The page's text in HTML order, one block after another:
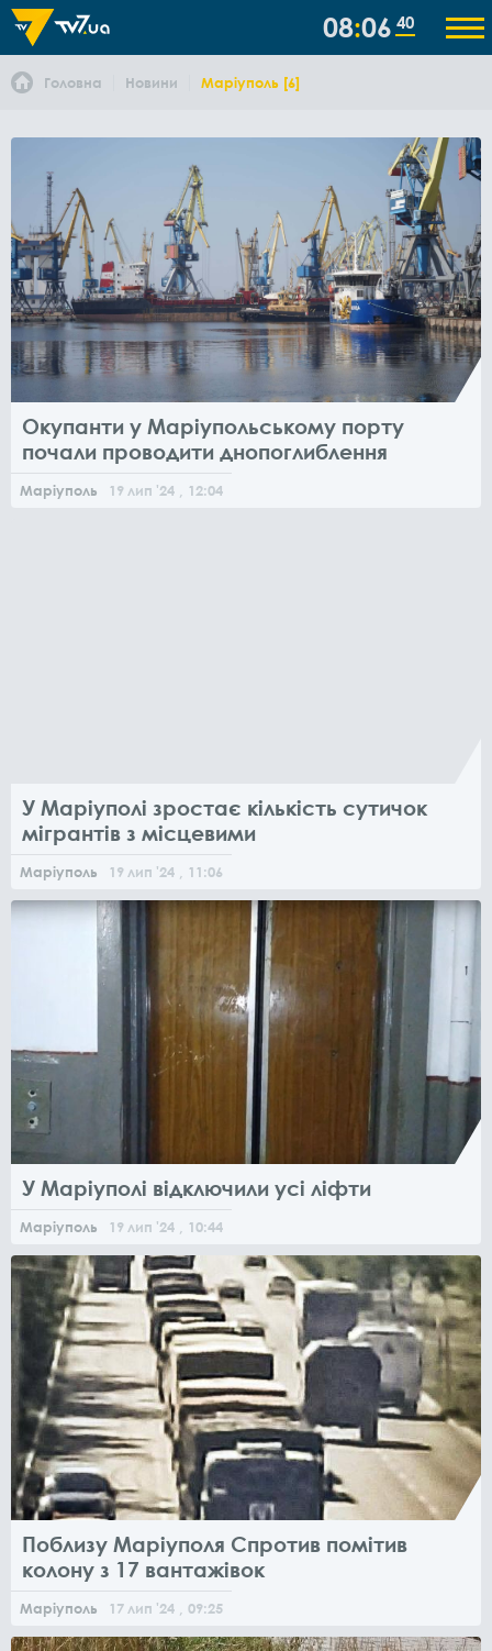
08 06 42
Головна Новини Маріуполь [6]
Окупанти у Маріупольському порту
почали проводити днопоглиблення
Маріуполь 19 лип '24 , 12:04
У Маріуполі зростає кількість сутичок
мігрантів з місцевими
Маріуполь 19 лип '24 , 11:06
У Маріуполі відключили усі ліфти
Маріуполь 19лип '24 , 10:44
Поблизу Маріуполя Спротив помітив
колону з 17 вантажівок
Маріуполь 17 лип '24 , 09:25